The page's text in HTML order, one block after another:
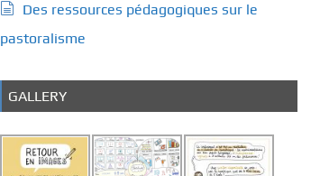
Des ressources pédagogiques sur le
pastoralisme
GALLERY